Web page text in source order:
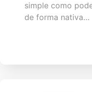
simple como
de forma nativa…